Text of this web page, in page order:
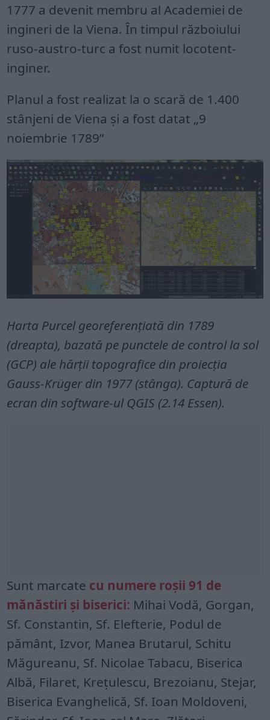
1777 a devenit membru al Academiei de
ingineri de la Viena. În timpul războiului
ruso-austro-turc a fost numit locotent-
inginer.
Planul a fost realizat la o scară de 1.400
stânjeni de Viena și a fost datat „9
noiembrie 1789”
Harta Purcel georeferențiată din 1789
(dreapta), bazată pe punctele de control la sol
(GCP) ale hărții topografice din proiecția
Gauss-Krüger din 1977 (stânga). Captură de
ecran din software-ul QGIS (2.14 Essen).
Sunt marcate cu numere roșii 91 de
mănăstiri și biserici: Mihai Vodă, Gorgan,
Sf. Constantin, Sf. Elefterie, Podul de
pământ, Izvor, Manea Brutarul, Schitu
Măgureanu, Sf. Nicolae Tabacu, Biserica
Albă, Filaret, Krețulescu, Brezoianu, Stejar,
Biserica Evanghelică, Sf. Ioan Moldoveni,